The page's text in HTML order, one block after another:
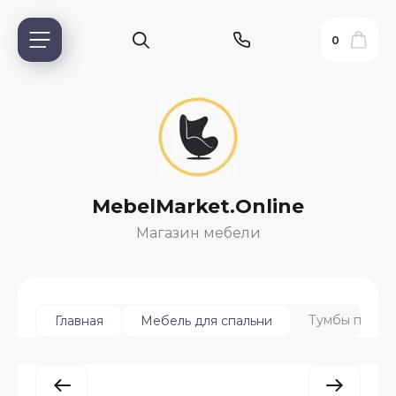
0
MebelMarket.Online
Магазин мебели
Главная Мебель для спальни Тумбы